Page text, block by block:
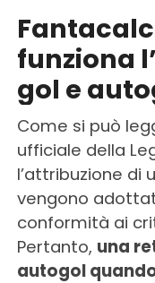
funziona
gol e
Come si può
ufficiale della
l’attribuzione di
vengono
conformità ai
Pertanto, una
autogol